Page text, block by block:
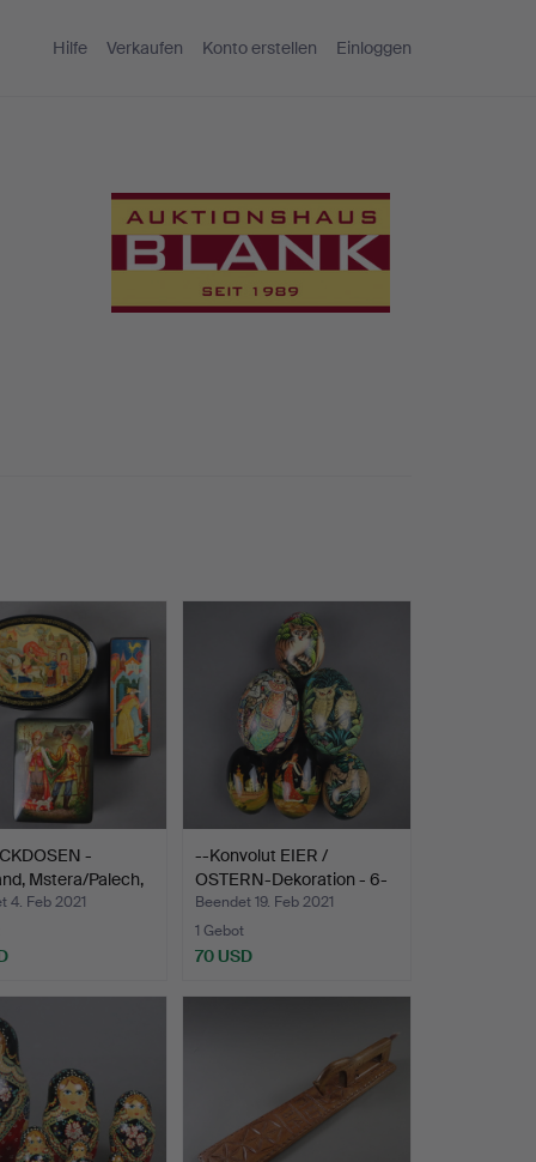
Hilfe Verkaufen Konto erstellen Einloggen
-
Mstera/Palech,
4. Feb 2021
--Konvolut EIER /
OSTERN-Dekoration - 6-
tl…
Beendet 19. Feb 2021
1 Gebot
70 USD